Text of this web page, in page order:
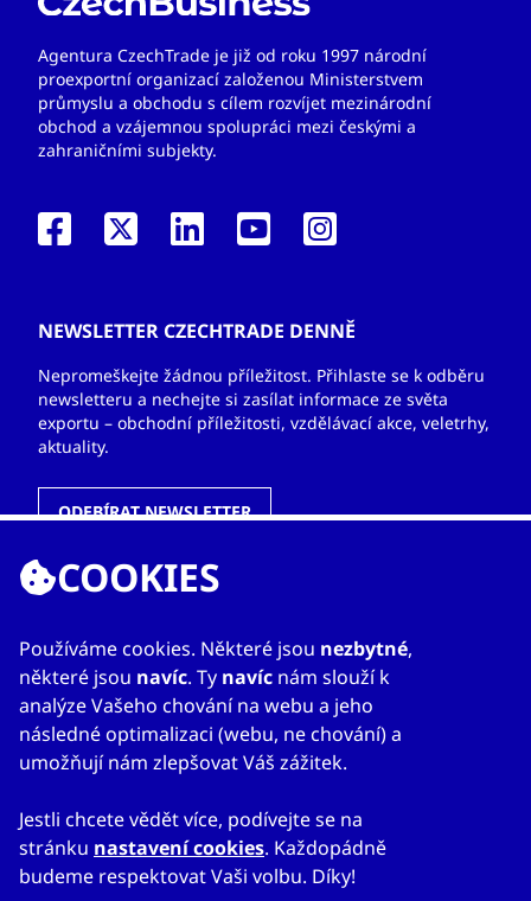
Agentura CzechTrade je již od roku 1997 národní
proexportní organizací založenou Ministerstvem
průmyslu a obchodu s cílem rozvíjet mezinárodní
obchod a vzájemnou spolupráci mezi českými a
zahraničními subjekty.
NEWSLETTER CZECHTRADE DENNĚ
Nepromeškejte žádnou příležitost. Přihlaste se k odběru
newsletteru a nechejte si zasílat informace ze světa
exportu – obchodní příležitosti, vzdělávací akce, veletrhy,
aktuality.
ODEBÍRAT NEWSLETTER
ODKAZY
O nás
Zahraniční kanceláře
Služby
Kontakty
COOKIES
Používáme cookies. Některé jsou nezbytné,
některé jsou navíc. Ty navíc nám slouží k
analýze Vašeho chování na webu a jeho
následné optimalizaci (webu, ne chování) a
umožňují nám zlepšovat Váš zážitek.
Jestli chcete vědět více, podívejte se na
stránku nastavení cookies. Každopádně
budeme respektovat Vaši volbu. Díky!